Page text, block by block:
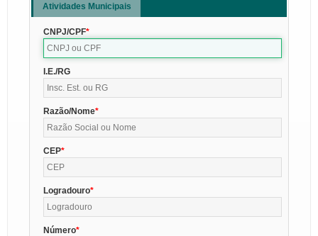
Atividades Municipais
CNPJ/CPF
I.E./RG
Razão/Nome
CEP
Logradouro
Número